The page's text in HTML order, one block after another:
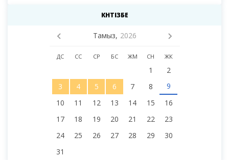
КҮНТІЗБЕ
Тамыз, 2026
ДС СС СР БС ЖМ СН ЖК
1
2
3
4 5 6 7 8
9
10
11 12 13 14 15
16
17
18 19 20 21 22
23
24
25 26 27 28 29
30
31